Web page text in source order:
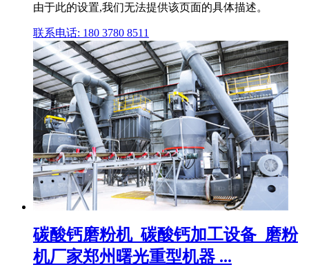
由于此的设置,我们无法提供该页面的具体描述。
联系电话: 180 3780 8511
碳酸钙磨粉机_碳酸钙加工设备_磨粉
机厂家郑州曙光重型机器 ...